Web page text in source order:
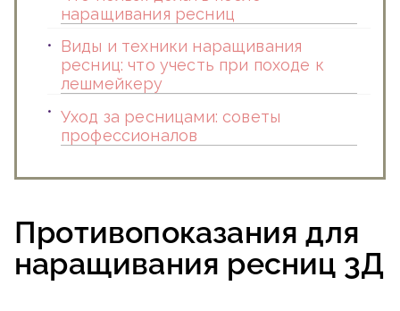
наращивания ресниц
Виды и техники наращивания
ресниц: что учесть при походе к
лешмейкеру
Уход за ресницами: советы
профессионалов
Противопоказания для
наращивания ресниц 3Д